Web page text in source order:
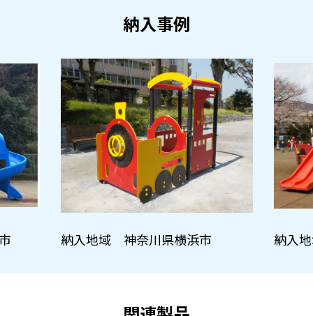
納入事例
納入地域 神奈川県横浜市 納入